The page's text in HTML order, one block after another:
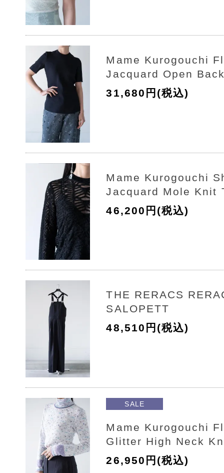
Mame Kurogouchi
Jacquard Open
31,680円(税込)
Mame Kurogouchi
Jacquard Mole Knit
46,200円(税込)
THE RERACS
SALOPETT
48,510円(税込)
SALE
Mame Kurogouchi
Glitter High Neck
26,950円(税込)